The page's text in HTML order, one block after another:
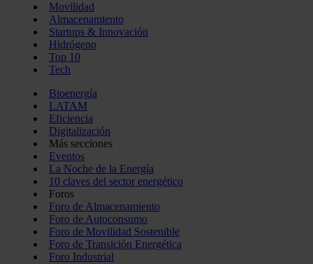
Movilidad
Almacenamiento
Startups & Innovación
Hidrógeno
Top 10
Tech
Bioenergía
LATAM
Eficiencia
Digitalización
Más secciones
Eventos
La Noche de la Energía
10 claves del sector energético
Foros
Foro de Almacenamiento
Foro de Autoconsumo
Foro de Movilidad Sostenible
Foro de Transición Energética
Foro Industrial